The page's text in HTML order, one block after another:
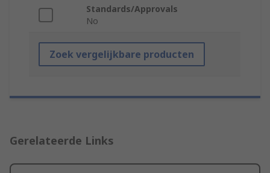
Standards/Approvals
No
Zoek vergelijkbare producten
Gerelateerde Links